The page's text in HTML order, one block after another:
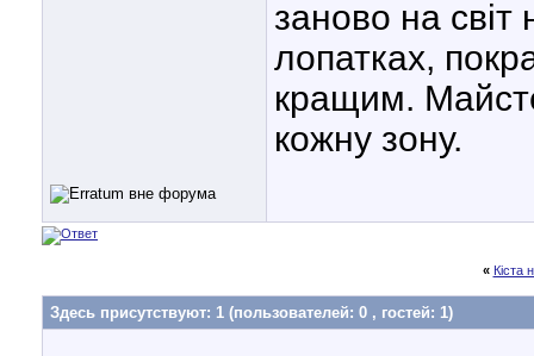
заново на
лопатках,
кращим.
кожну зону.
« Кіста
Здесь присутствуют: 1 (пользователей: 0 , гостей: 1)